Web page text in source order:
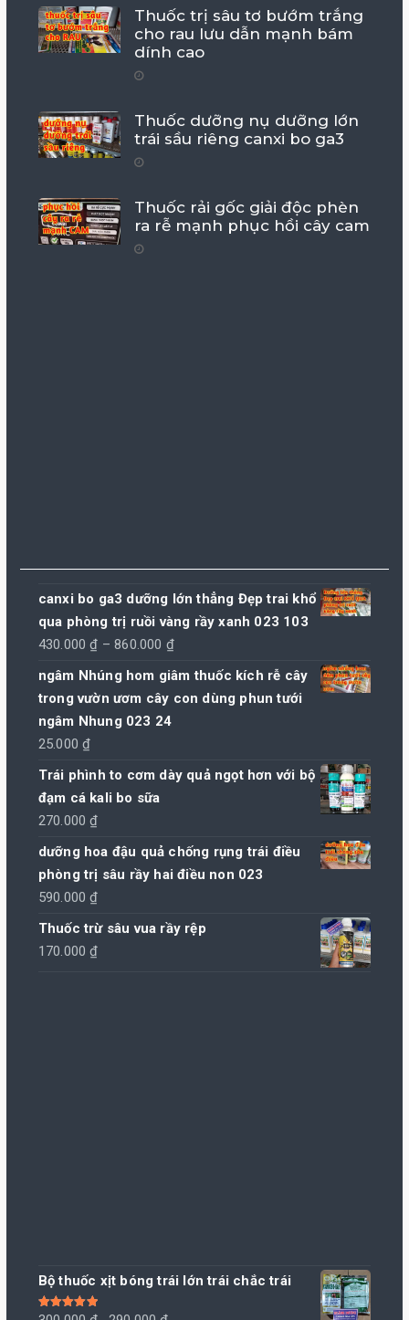
Thuốc trị sâu tơ bướm trắng
cho rau lưu dẫn mạnh bám
dính cao
Thuốc dưỡng nụ dưỡng lớn
trái sầu riêng canxi bo ga3
Thuốc rải gốc giải độc phèn
ra rễ mạnh phục hồi cây cam
canxi bo ga3 dưỡng lớn thẳng Đẹp trai khổ
qua phòng trị ruồi vàng rầy xanh 023 103
430.000₫ – 860.000 ₫Khoảng
giá:
ngâm Nhúng hom giâm thuốc kích rễ cây
trong vườn ươm cây con dùng phun tưới
ngâm Nhung 023 24
25.000₫
Trái phình to cơm dày quả ngọt hơn với bộ
đạm cá kali bo sữa
270.000₫
dưỡng hoa đậu quả chống rụng trái điều
phòng trị sâu rầy hai điều non 023
590.000₫
Thuốc trừ sâu vua rầy rệp
170.000₫
Bộ thuốc xịt bóng trái lớn trái chắc trái
Được xếp